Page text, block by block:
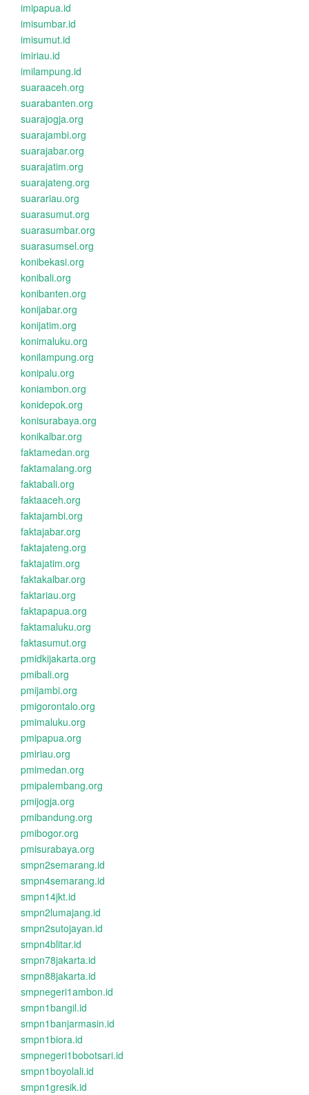
imipapua.id
imisumbar.id
imisumut.id
imiriau.id
imilampung.id
suaraaceh.org
suarabanten.org
suarajogja.org
suarajambi.org
suarajabar.org
suarajatim.org
suarajateng.org
suarariau.org
suarasumut.org
suarasumbar.org
suarasumsel.org
konibekasi.org
konibali.org
konibanten.org
konijabar.org
konijatim.org
konimaluku.org
konilampung.org
konipalu.org
koniambon.org
konidepok.org
konisurabaya.org
konikalbar.org
faktamedan.org
faktamalang.org
faktabali.org
faktaaceh.org
faktajambi.org
faktajabar.org
faktajateng.org
faktajatim.org
faktakalbar.org
faktariau.org
faktapapua.org
faktamaluku.org
faktasumut.org
pmidkijakarta.org
pmibali.org
pmijambi.org
pmigorontalo.org
pmimaluku.org
pmipapua.org
pmiriau.org
pmimedan.org
pmipalembang.org
pmijogja.org
pmibandung.org
pmibogor.org
pmisurabaya.org
smpn2semarang.id
smpn4semarang.id
smpn14jkt.id
smpn2lumajang.id
smpn2sutojayan.id
smpn4blitar.id
smpn78jakarta.id
smpn88jakarta.id
smpnegeri1ambon.id
smpn1bangil.id
smpn1banjarmasin.id
smpn1biora.id
smpnegeri1bobotsari.id
smpn1boyolali.id
smpn1gresik.id